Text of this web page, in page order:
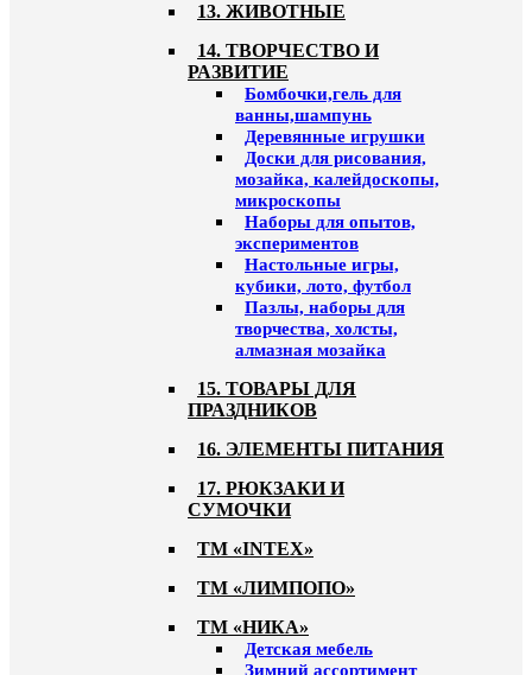
13. ЖИВОТНЫЕ
14. ТВОРЧЕСТВО И
РАЗВИТИЕ
Бомбочки,гель для
ванны,шампунь
Деревянные игрушки
Доски для рисования,
мозайка, калейдоскопы,
микроскопы
Наборы для опытов,
экспериментов
Настольные игры,
кубики, лото, футбол
Пазлы, наборы для
творчества, холсты,
алмазная мозайка
15. ТОВАРЫ ДЛЯ
ПРАЗДНИКОВ
16. ЭЛЕМЕНТЫ ПИТАНИЯ
17. РЮКЗАКИ И
СУМОЧКИ
ТМ «INTEX»
ТМ «ЛИМПОПО»
ТМ «НИКА»
Детская мебель
Зимний ассортимент